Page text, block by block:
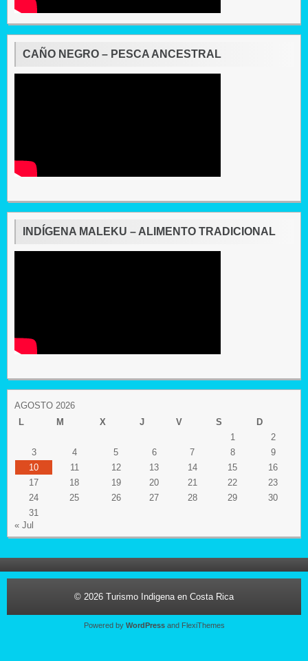
CAÑO NEGRO – PESCA ANCESTRAL
INDÍGENA MALEKU – ALIMENTO TRADICIONAL
AGOSTO 2026
L
M X J V S
D
1
2
3
4 5 6 7 8
9
10
11 12 13 14 15
16
17
18 19 20 21 22
23
24
25 26 27 28 29
30
31
« Jul
© 2026 Turismo Indigena en Costa Rica
Powered by WordPressand FlexiThemes